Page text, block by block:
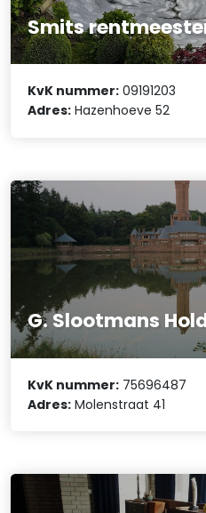
Smits
KvK nummer: 09191203
Adres: Hazenhoeve 52
G. Slootmans
KvK nummer: 75696487
Adres: Molenstraat 41